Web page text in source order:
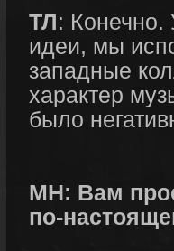
ТЛ: Конечно.
идеи, мы
западные
характер
было
МН: Вам
по-